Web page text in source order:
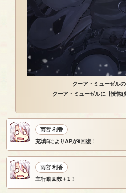
クーア・ミューゼル
クーア・ミューゼルに【恍惚(
雨宮 利香
充填5によりAPが0回復！
雨宮 利香
主行動回数＋1！